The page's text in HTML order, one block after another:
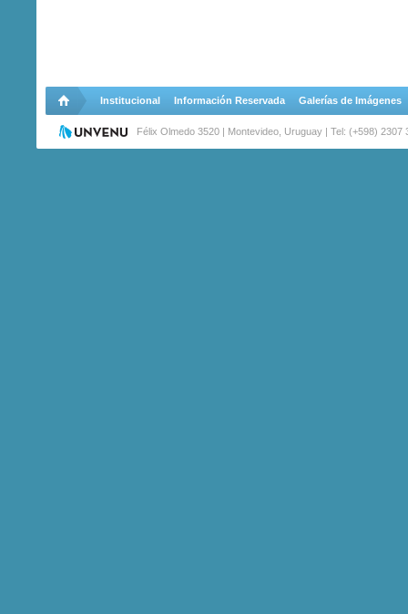
Institucional Información Reservada Galerías de Imágenes
Félix Olmedo 3520 | Montevideo, Uruguay | Tel: (+598)